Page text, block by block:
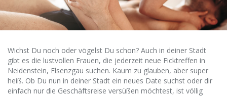
Wichst Du noch oder vögelst Du schon? Auch in deiner Stadt
gibt es die lustvollen Frauen, die jederzeit neue Ficktreffen in
Neidenstein, Elsenzgau suchen. Kaum zu glauben, aber super
heiß. Ob Du nun in deiner Stadt ein neues Date suchst oder dir
einfach nur die Geschäftsreise versüßen möchtest, ist völlig